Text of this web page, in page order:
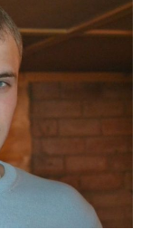
та
виростив
доньку,
вона
тепер
про
мене
і
не
згадує.